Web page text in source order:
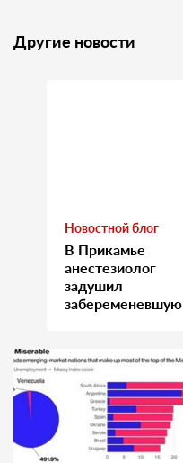
Другие новости
Новостной блог
В Прикамье
анестезиолог
задушил
забеременевшую